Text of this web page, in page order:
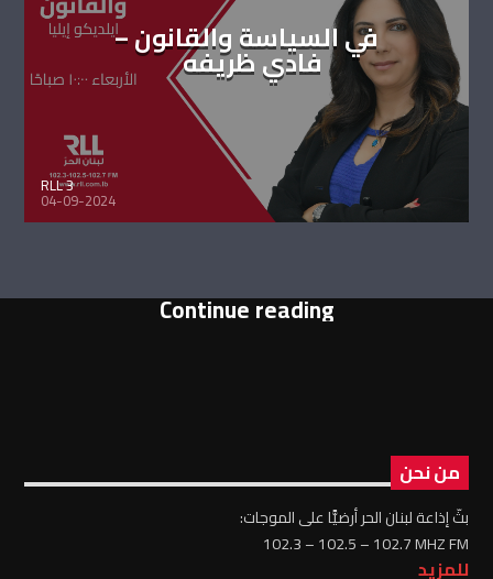
في السياسة والقانون –
فادي ظريفه
RLL 3
04-09-2024
Continue reading
من نحن
بثّ إذاعة لبنان الحر أرضيًّا على الموجات:
102.3 – 102.5 – 102.7 MHZ FM
للمزيد